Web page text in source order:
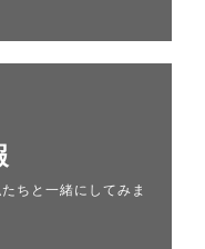
ちと一緒にしてみま